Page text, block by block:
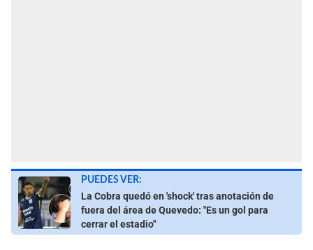
PUEDES VER:
La Cobra quedó en 'shock' tras anotación de
fuera del área de Quevedo: "Es un gol para
cerrar el estadio"